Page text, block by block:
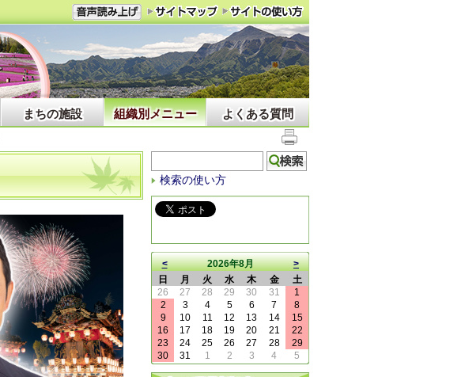
まちの施設 組織別メニュー よくある質問
検索の使い方
< 2026年8月
>
日
月 火 水 木 金
土
26
27 28 29 30 31
1
2
3 4 5 6 7
8
9
10 11 12 13 14
15
16
17 18 19 20 21
22
23
24 25 26 27 28
29
30
31 1 2 3 4 5